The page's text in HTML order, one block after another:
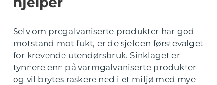
Selv om pregalvaniserte produkter har god
motstand mot fukt, er de sjelden førstevalget
for krevende utendørsbruk. Sinklaget er
tynnere enn på varmgalvaniserte produkter
og vil brytes raskere ned i et miljø med mye